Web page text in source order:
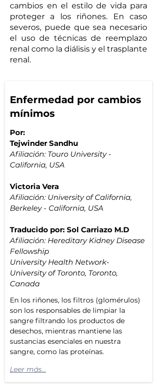
cambios en el estilo de vida para
proteger a los riñones. En caso
severos, puede que sea necesario
el uso de técnicas de reemplazo
renal como la diálisis y el trasplante
renal.
Enfermedad por cambios
mínimos
Por:
Tejwinder Sandhu
Afiliación: Touro University -
California, USA
Victoria Vera
Afiliación: University of California,
Berkeley - California, USA
Traducido por: Sol Carriazo M.D
Afiliación: Hereditary Kidney Disease
Fellowship
University Health Network-
University of Toronto, Toronto,
Canada
En los riñones, los filtros (glomérulos)
son los responsables de limpiar la
sangre filtrando los productos de
desechos, mientras mantiene las
sustancias esenciales en nuestra
sangre, como las proteínas.
Leer más...